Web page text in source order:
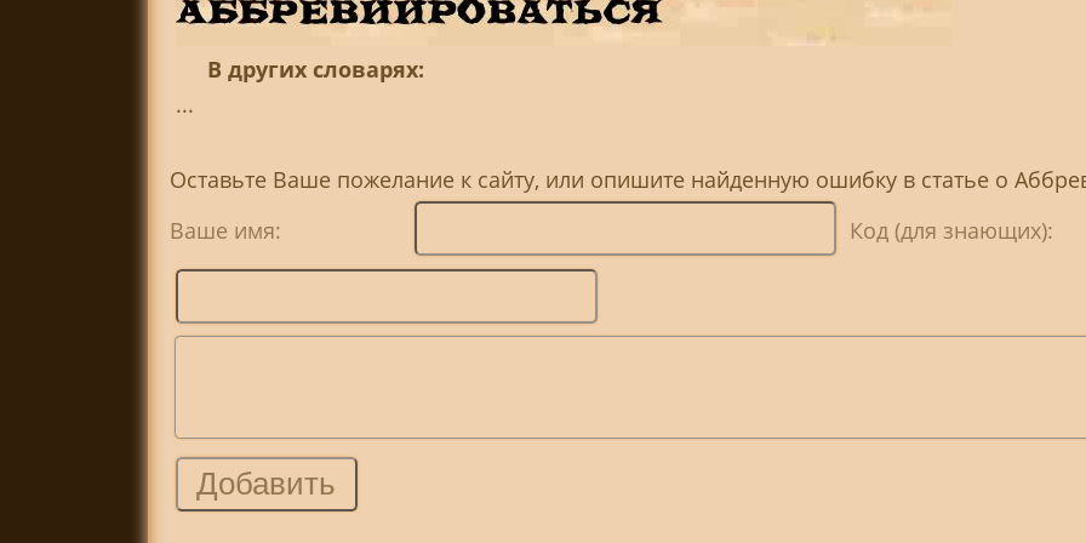
В других словарях:
...
Оставьте Ваше пожелание к сайту, или опишите найденную ошибку в статье о
Ваше имя:
Код (для знающих):